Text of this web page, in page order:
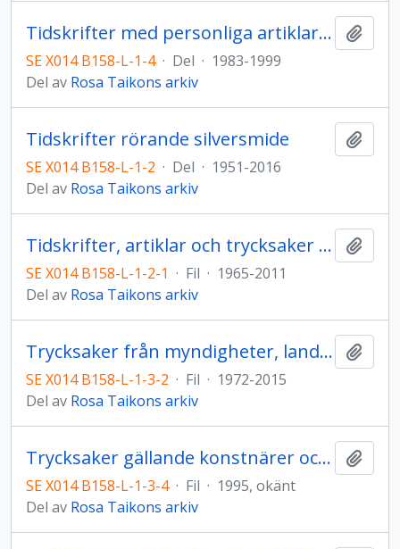
Tidskrifter med personliga artiklar om Rosa
SE X014 B158-L-1-4 · Del · 1983-1999
Del av Rosa Taikons arkiv
Tidskrifter rörande silversmide
SE X014 B158-L-1-2 · Del · 1951-2016
Del av Rosa Taikons arkiv
Tidskrifter, artiklar och trycksaker rörande Rosas skapande
SE X014 B158-L-1-2-1 · Fil · 1965-2011
Del av Rosa Taikons arkiv
Trycksaker från myndigheter, landsting, statliga organisationer
SE X014 B158-L-1-3-2 · Fil · 1972-2015
Del av Rosa Taikons arkiv
Trycksaker gällande konstnärer och offentliga personer
SE X014 B158-L-1-3-4 · Fil · 1995, okänt
Del av Rosa Taikons arkiv